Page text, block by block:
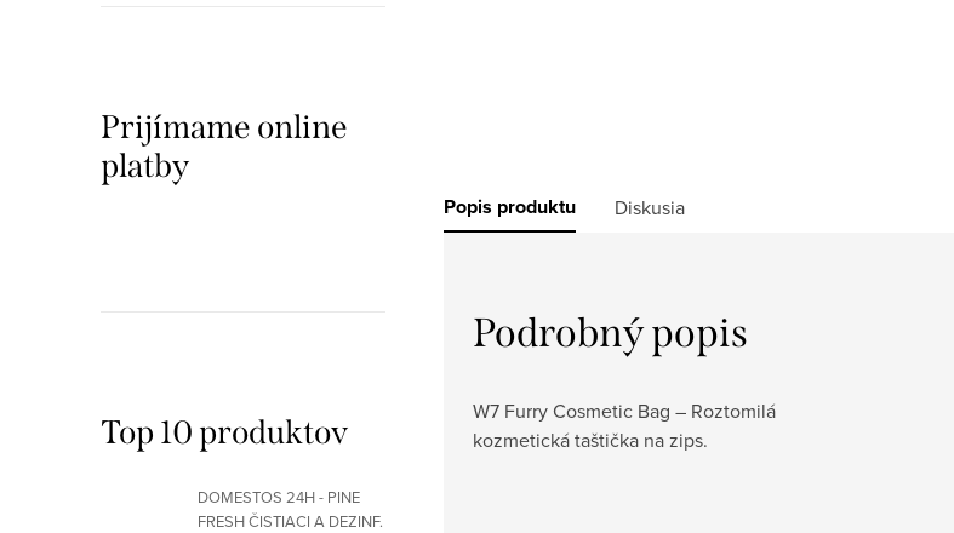
Prijímame online
platby
Top 10 produktov
DOMESTOS 24H - PINE
FRESH ČISTIACI A DEZINF.
Popis produktu Diskusia
Podrobný popis
W7 Furry Cosmetic Bag – Roztomilá
kozmetická taštička na zips.